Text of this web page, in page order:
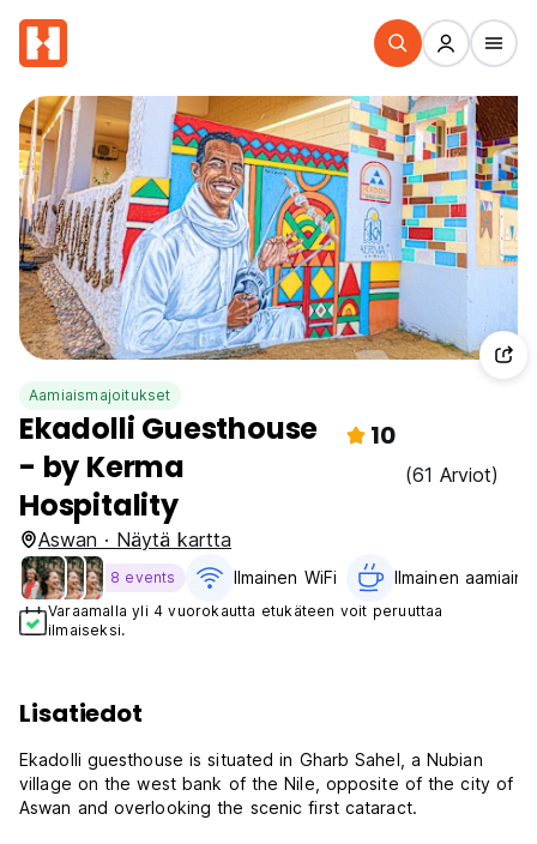
Aamiaismajoitukset
Ekadolli Guesthouse
- by Kerma
Hospitality
10
(61 Arviot)
Aswan · Näytä kartta
8 events Ilmainen WiFi Ilmainen
Varaamalla yli 4 vuorokautta etukäteen voit peruuttaa
ilmaiseksi.
Lisatiedot
Ekadolli guesthouse is situated in Gharb Sahel, a Nubian
village on the west bank of the Nile, opposite of the city of
Aswan and overlooking the scenic first cataract.